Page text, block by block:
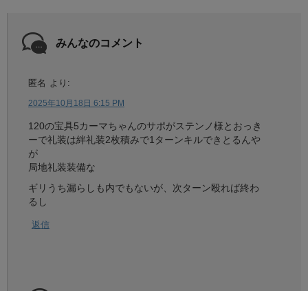
みんなのコメント
匿名 より:
2025年10月18日 6:15 PM
120の宝具5カーマちゃんのサポがステンノ様とおっき
ーで礼装は絆礼装2枚積みで1ターンキルできとるんや
が
局地礼装装備な
ギリうち漏らしも内でもないが、次ターン殴れば終わ
るし
返信